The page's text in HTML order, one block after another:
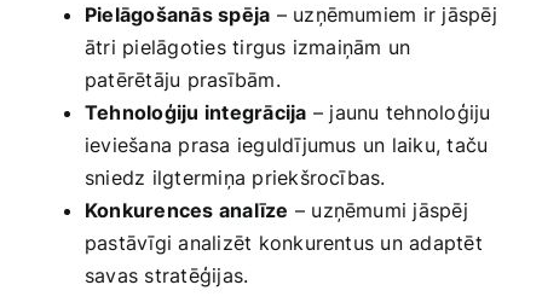
Pielāgošanās spēja – ‍uzņēmumiem ir jāspēj
ātri pielāgoties tirgus izmaiņām un
‍patērētāju prasībām.
Tehnoloģiju integrācija –⁣ jaunu tehnoloģiju
ieviešana prasa ieguldījumus un‌ laiku,‍ taču
sniedz ilgtermiņa‌ priekšrocības.
Konkurences analīze – uzņēmumi jāspēj
pastāvīgi‍ analizēt konkurentus un ‍adaptēt
savas stratēģijas.